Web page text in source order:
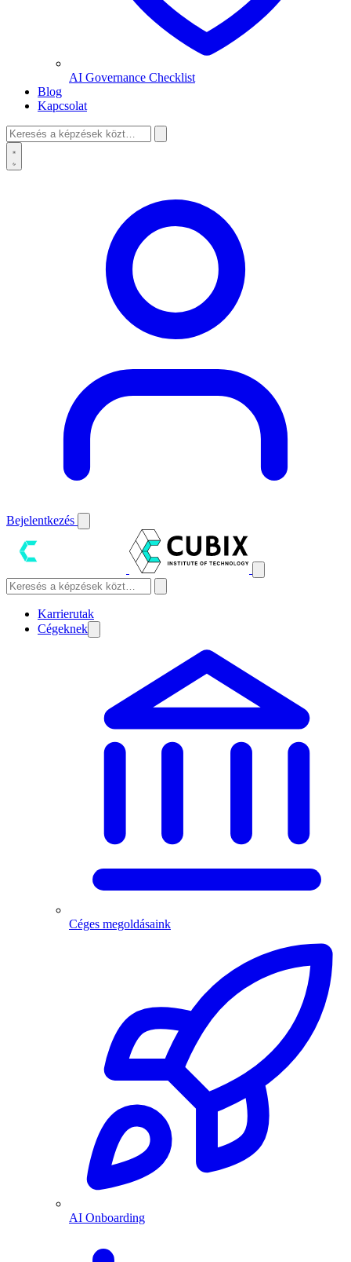
AI Governance Checklist
Blog
Kapcsolat
Bejelentkezés
Karrierutak
Cégeknek
Céges megoldásaink
AI Onboarding